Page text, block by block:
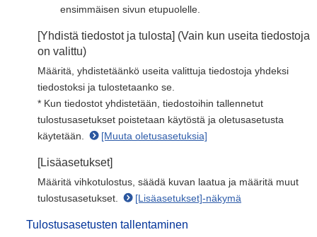
ensimmäisen sivun etupuolelle.
[Yhdistä tiedostot ja tulosta] (Vain kun useita tiedostoja
on valittu)
Määritä, yhdistetäänkö useita valittuja tiedostoja yhdeksi
tiedostoksi ja tulostetaanko se.
* Kun tiedostot yhdistetään, tiedostoihin tallennetut
tulostusasetukset poistetaan käytöstä ja oletusasetusta
käytetään.
[Muuta oletusasetuksia]
[Lisäasetukset]
Määritä vihkotulostus, säädä kuvan laatua ja määritä muut
tulostusasetukset.
[Lisäasetukset]-näkymä
Tulostusasetusten tallentaminen